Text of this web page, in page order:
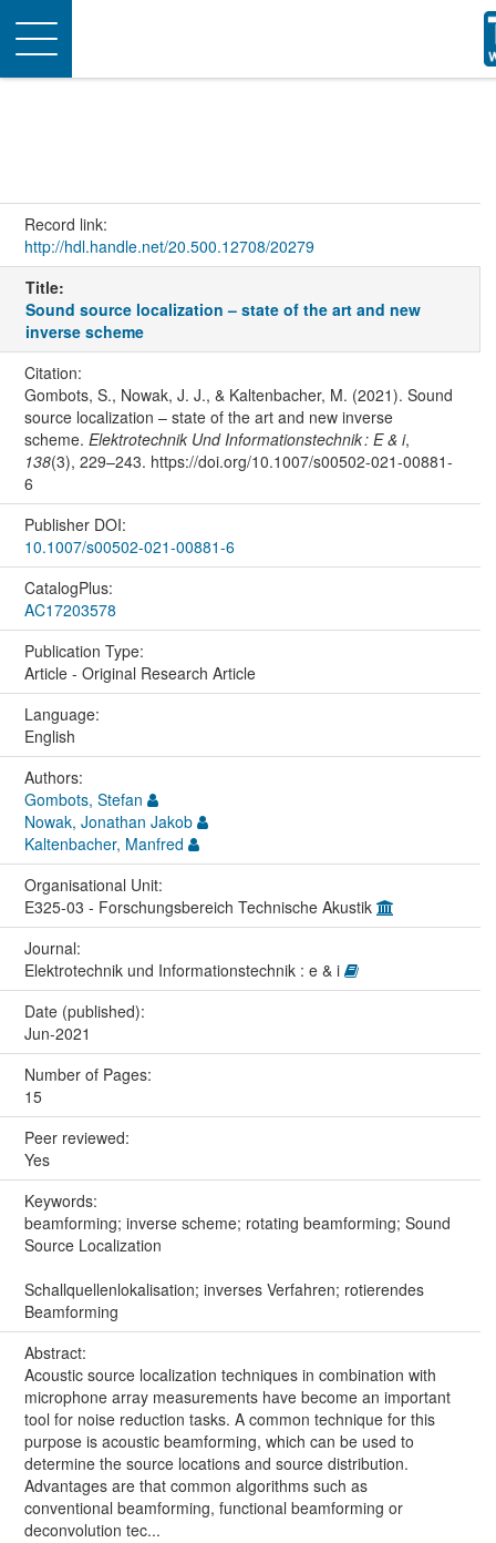
Toggle
navigation
Record link:
http://hdl.handle.net/20.500.12708/20279
Title:
Sound source localization – state of the art and new
inverse scheme
Citation:
Gombots, S., Nowak, J. J., & Kaltenbacher, M. (2021). Sound
source localization – state of the art and new inverse
scheme. Elektrotechnik Und Informationstechnik : E & i,
138(3), 229–243. https://doi.org/10.1007/s00502-021-00881-
6
Publisher DOI:
10.1007/s00502-021-00881-6
CatalogPlus:
AC17203578
Publication Type:
Article - Original Research Article
Language:
English
Authors:
Gombots, Stefan
Nowak, Jonathan Jakob
Kaltenbacher, Manfred
Organisational Unit:
E325-03 - Forschungsbereich Technische Akustik
Journal:
Elektrotechnik und Informationstechnik : e & i
Date (published):
Jun-2021
Number of Pages:
15
Peer reviewed:
Yes
Keywords:
beamforming; inverse scheme; rotating beamforming; Sound
Source Localization
Schallquellenlokalisation; inverses Verfahren; rotierendes
Beamforming
Abstract:
Acoustic source localization techniques in combination with
microphone array measurements have become an important
tool for noise reduction tasks. A common technique for this
purpose is acoustic beamforming, which can be used to
determine the source locations and source distribution.
Advantages are that common algorithms such as
conventional beamforming, functional beamforming or
deconvolution tec...